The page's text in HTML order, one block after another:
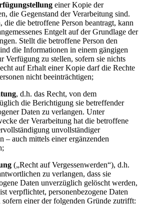
einer Kopie der
die Gegenstand der Verarbeitung sind.
die betroffene Person beantragt, kann
Entgelt auf der Grundlage der
Stellt die betroffene Person den
die Informationen in einem gängigen
Verfügung zu stellen, sofern sie nichts
auf Erhalt einer Kopie darf die Rechte
nicht beeinträchtigen;
, d.h. das Recht, von dem
die Berichtigung sie betreffender
Daten zu verlangen. Unter
der Verarbeitung hat die betroffene
unvollständiger
– auch mittels einer ergänzenden
(„Recht auf Vergessenwerden“), d.h.
zu verlangen, dass sie
Daten unverzüglich gelöscht werden,
verpflichtet, personenbezogene Daten
einer der folgenden Gründe zutrifft: